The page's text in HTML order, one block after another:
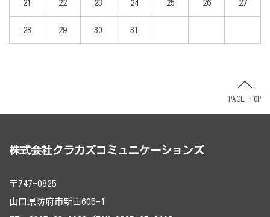
21 22 23 24 25 26 27
28 29 30 31
PAGE TOP
株式会社クラカズコミュニケーションズ
〒747-0825
山口県防府市新田605-1